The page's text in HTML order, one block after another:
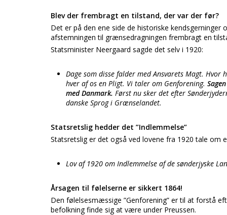
Blev der frembragt en tilstand, der var der før?
Det er på den ene side de historiske
afstemningen til grænsedragningen frembragt en
Statsminister Neergaard sagde det selv i 1920:
Dage som disse falder med Ansvarets Magt.
hver af os en Pligt. Vi taler om Genforening.
med Danmark. Først nu sker det efter
danske Sprog i Grænselandet.
Statsretslig hedder det ”Indlemmelse”
Statsretslig er det også ved lovene fra 1920 tale om
Lov af 1920 om Indlemmelse af de sønderjyske
Årsagen til følelserne er sikkert 1864!
Den følelsesmæssige ”Genforening” er til at forstå
befolkning finde sig at være under Preussen.